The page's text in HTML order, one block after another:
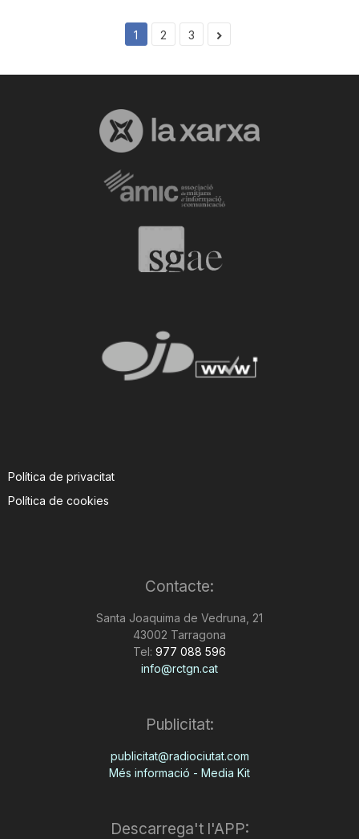
1 2 3
Política de privacitat
Política de cookies
Contacte:
Santa Joaquima de Vedruna, 21
43002 Tarragona
Tel: 977 088 596
info@rctgn.cat
Publicitat:
publicitat@radiociutat.com
Més informació - Media Kit
Descarrega't l'APP: